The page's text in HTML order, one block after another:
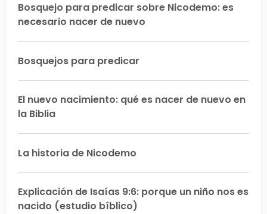
Bosquejo para predicar sobre Nicodemo: es
necesario nacer de nuevo
Bosquejos para predicar
El nuevo nacimiento: qué es nacer de nuevo en
la Biblia
La historia de Nicodemo
Explicación de Isaías 9:6: porque un niño nos es
nacido (estudio bíblico)